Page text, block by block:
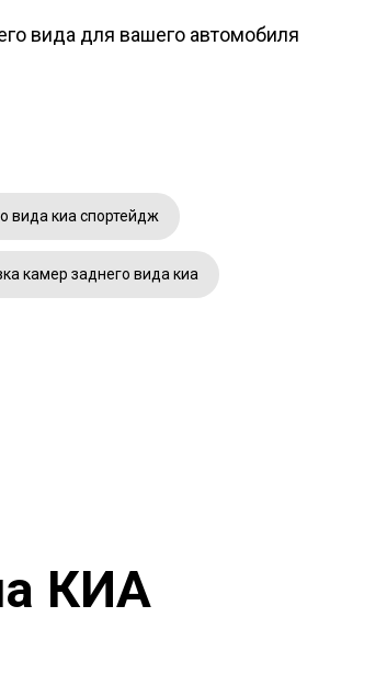
вида для вашего автомобиля
вида киа спортейдж
камер заднего вида киа
КИА